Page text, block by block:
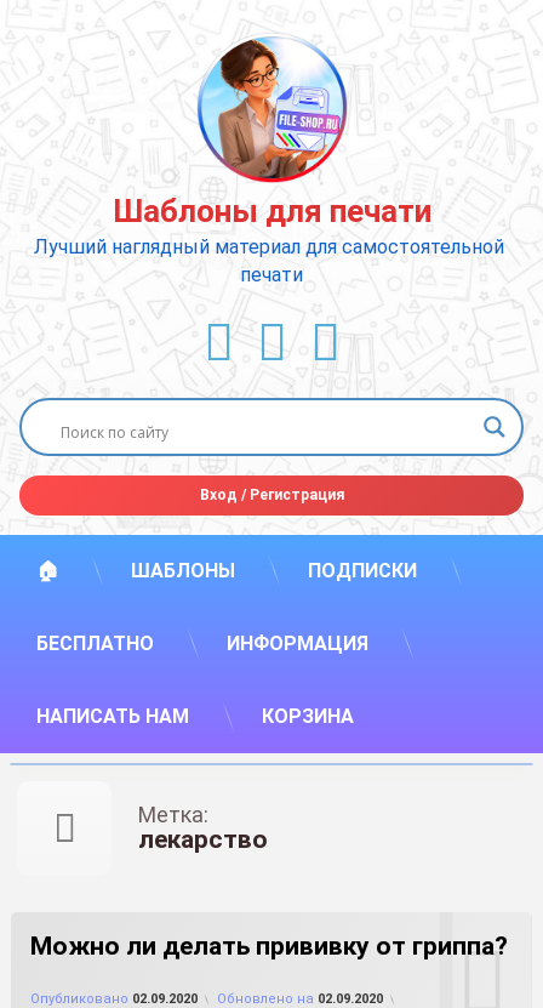
содержимому
Шаблоны для печати
Лучший наглядный материал для самостоятельной
печати
ВКонтакте
YouTube
E-mail
Вход /Регистрация
🏠 ШАБЛОНЫ ПОДПИСКИ
БЕСПЛАТНО ИНФОРМАЦИЯ
НАПИСАТЬ НАМ КОРЗИНА
Метка:
лекарство
Можно ли делать прививку от гриппа?
Опубликовано 02.09.2020 Обновлено на 02.09.2020